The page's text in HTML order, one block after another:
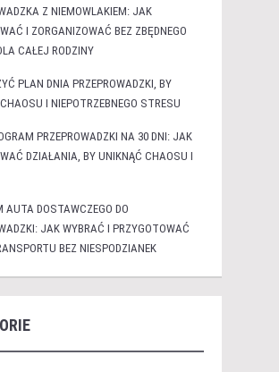
Z NIEMOWLAKIEM: JAK
I ZORGANIZOWAĆ BEZ ZBĘDNEGO
CAŁEJ RODZINY
PLAN DNIA PRZEPROWADZKI, BY
I NIEPOTRZEBNEGO STRESU
PRZEPROWADZKI NA 30 DNI: JAK
DZIAŁANIA, BY UNIKNĄĆ CHAOSU I
AUTA DOSTAWCZEGO DO
JAK WYBRAĆ I PRZYGOTOWAĆ
BEZ NIESPODZIANEK